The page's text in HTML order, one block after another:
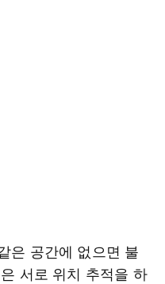
은 공간에 없으면 불
서로 위치 추적을 하